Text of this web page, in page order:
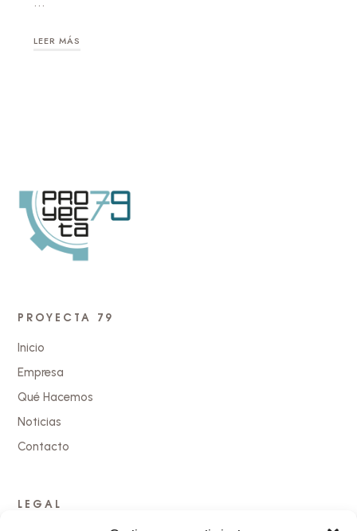
LEER MÁS
PROYECTA 79
Inicio
Empresa
Qué Hacemos
Noticias
Contacto
LEGAL